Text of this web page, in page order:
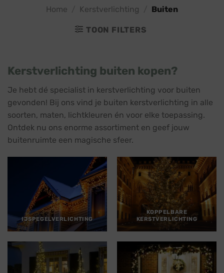
Home Kerstverlichting Buiten
TOON FILTERS
Kerstverlichting buiten kopen?
Je hebt dé specialist in kerstverlichting voor buiten
gevonden! Bij ons vind je buiten kerstverlichting in alle
soorten, maten, lichtkleuren én voor elke toepassing.
Ontdek nu ons enorme assortiment en geef jouw
buitenruimte een magische sfeer.
IJSPEGELVERLICHTING
KOPPELBARE
KERSTVERLICHTING